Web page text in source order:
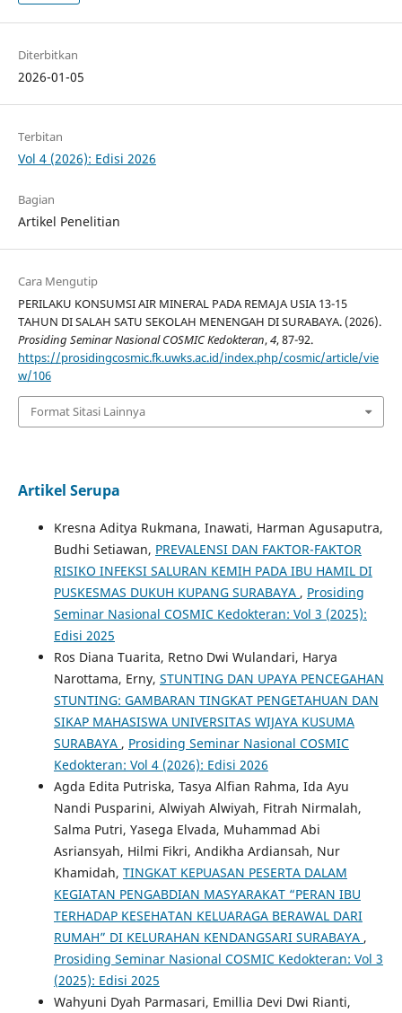
Diterbitkan
2026-01-05
Terbitan
Vol 4 (2026): Edisi 2026
Bagian
Artikel Penelitian
Cara Mengutip
PERILAKU KONSUMSI AIR MINERAL PADA REMAJA USIA 13-15
TAHUN DI SALAH SATU SEKOLAH MENENGAH DI SURABAYA. (2026).
Prosiding Seminar Nasional COSMIC Kedokteran,4, 87-92.
https://prosidingcosmic.fk.uwks.ac.id/index.php/cosmic/article/vie
w/106
Format Sitasi Lainnya
Artikel Serupa
Kresna Aditya Rukmana, Inawati, Harman Agusaputra,
Budhi Setiawan, PREVALENSI DAN FAKTOR-FAKTOR
RISIKO INFEKSI SALURAN KEMIH PADA IBU HAMIL DI
PUSKESMAS DUKUH KUPANG SURABAYA , Prosiding
Seminar Nasional COSMIC Kedokteran: Vol 3 (2025):
Edisi 2025
Ros Diana Tuarita, Retno Dwi Wulandari, Harya
Narottama, Erny, STUNTING DAN UPAYA PENCEGAHAN
STUNTING: GAMBARAN TINGKAT PENGETAHUAN DAN
SIKAP MAHASISWA UNIVERSITAS WIJAYA KUSUMA
SURABAYA , Prosiding Seminar Nasional COSMIC
Kedokteran: Vol 4 (2026): Edisi 2026
Agda Edita Putriska, Tasya Alfian Rahma, Ida Ayu
Nandi Pusparini, Alwiyah Alwiyah, Fitrah Nirmalah,
Salma Putri, Yasega Elvada, Muhammad Abi
Asriansyah, Hilmi Fikri, Andikha Ardiansah, Nur
Khamidah, TINGKAT KEPUASAN PESERTA DALAM
KEGIATAN PENGABDIAN MASYARAKAT “PERAN IBU
TERHADAP KESEHATAN KELUARAGA BERAWAL DARI
RUMAH” DI KELURAHAN KENDANGSARI SURABAYA ,
Prosiding Seminar Nasional COSMIC Kedokteran: Vol 3
(2025): Edisi 2025
Wahyuni Dyah Parmasari, Emillia Devi Dwi Rianti,